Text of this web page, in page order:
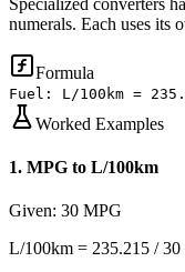
numerals. Each uses its
Formula
Fuel: L/100km =
Worked Examples
1. MPG to L/100km
Given: 30 MPG
L/100km = 235.215 / 30